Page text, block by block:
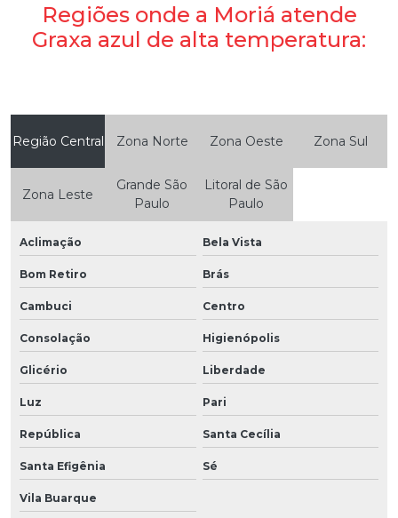
Regiões onde a Moriá atende
Graxa azul de alta temperatura:
Região Central Zona Norte Zona Oeste Zona Sul
Zona Leste
Grande São
Paulo
Litoral de São
Paulo
Aclimação Bela Vista
Bom Retiro Brás
Cambuci Centro
Consolação Higienópolis
Glicério Liberdade
Luz Pari
República Santa Cecília
Santa Efigênia Sé
Vila Buarque